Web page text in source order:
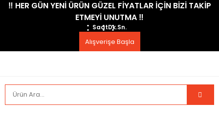
​‼️​ HER GÜN YENİ ÜRÜN GÜZEL FİYATLAR İÇİN BİZİ TAKİP
ETMEYİ UNUTMA ​‼️​
SaatDk.Sn.
Alışverişe Başla